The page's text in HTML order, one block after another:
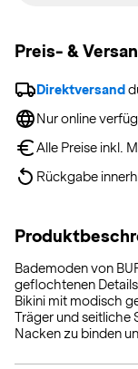
Preis- &
Direktversand
Nur online
Alle Preise inkl.
Rückgabe
Bademoden von
geflochtenen
Bikini mit modisch
Träger und seitliche
Nacken zu binden